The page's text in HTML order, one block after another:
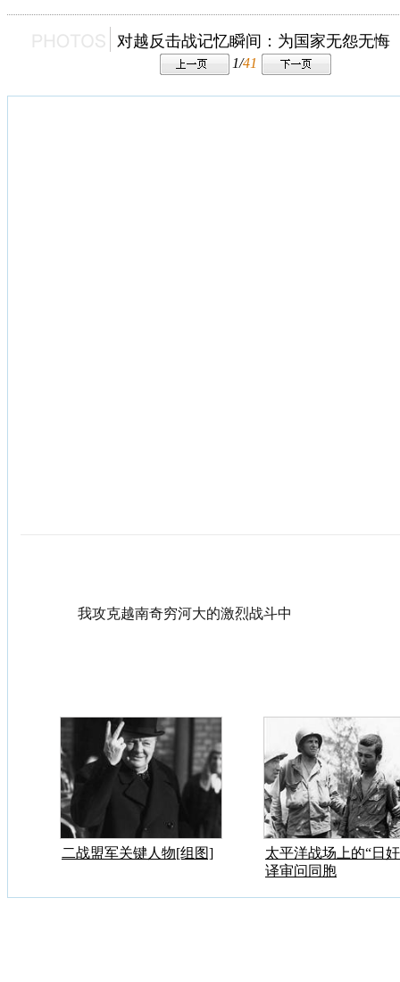
对越反击战记忆瞬间：为国家无怨无悔
1/41
我攻克越南奇穷河大的激烈战斗中
二战盟军关键人物[组图]
太平洋战场上的“日
译审问同胞